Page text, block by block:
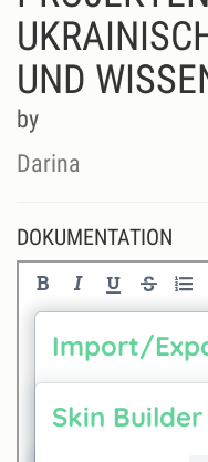
UND
by
Darina
DOKUMENTATION